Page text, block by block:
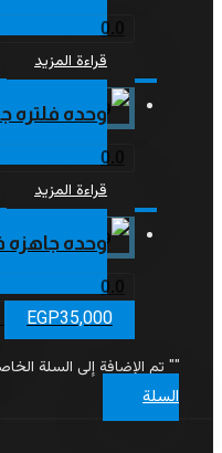
0.0
قراءة المزيد
وحده فلتره
0.0
قراءة المزيد
وحده جاهزه
0.0
EGP35,000
"" تم الإضافة إلى السلة
السلة